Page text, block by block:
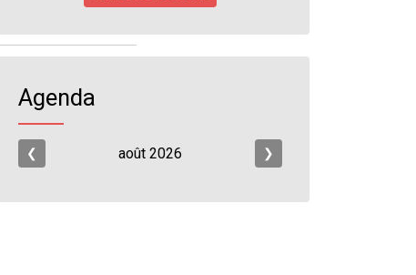
Agenda
❮ août 2026 ❯